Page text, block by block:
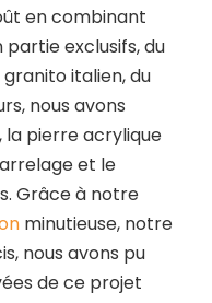
en combinant
exclusifs, du
italien, du
nous avons
la pierre acrylique
et le
Grâce à notre
minutieuse, notre
nous avons pu
de ce projet